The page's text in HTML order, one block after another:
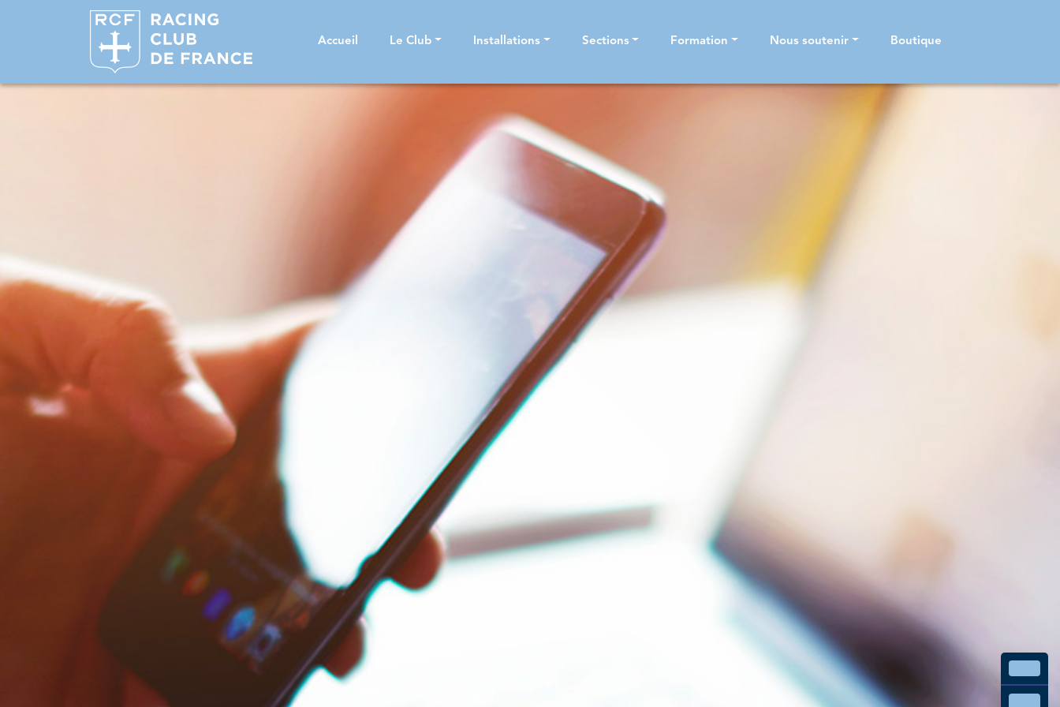
Accueil Le Club Installations Sections Formation Nous soutenir Boutique